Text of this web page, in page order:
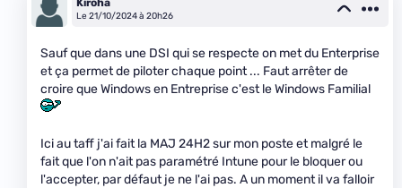
Kiroha
Le 21/10/2024 à 20h26
Sauf que dans une DSI qui se respecte on met du Enterprise
et ça permet de piloter chaque point ... Faut arrêter de
croire que Windows en Entreprise c'est le Windows Familial
Ici au taff j'ai fait la MAJ 24H2 sur mon poste et malgré le
fait que l'on n'ait pas paramétré Intune pour le bloquer ou
l'accepter, par défaut je ne l'ai pas. A un moment il va falloir